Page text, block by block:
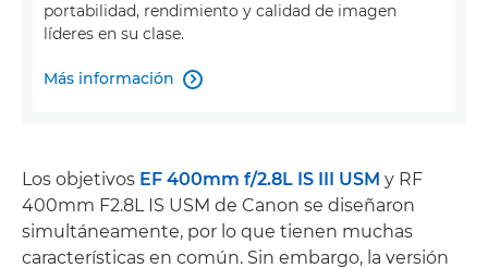
portabilidad, rendimiento y calidad de imagen
líderes en su clase.
Más información 
Los objetivos EF 400mm f/2.8L IS III USM y RF
400mm F2.8L IS USM de Canon se diseñaron
simultáneamente, por lo que tienen muchas
características en común. Sin embargo, la versión